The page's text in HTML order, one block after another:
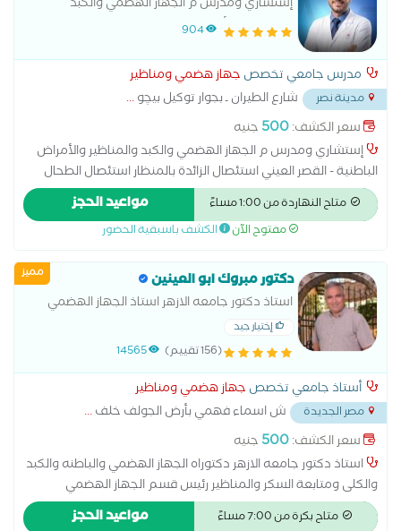
إستشاري ومدرس م الجهاز الهضمي والكبد
والمناظير والأمراض الباطنية - القصر العيني
904
مدرس جامعي تخصص جهاز هضمي ومناظير
مدينة نصر شارع الطيران ـ بجوار توكيل بيچو...
سعر الكشف:500 جنيه
إستشاري ومدرس م الجهاز الهضمي والكبد والمناظير والأمراض
الباطنية - القصر العيني استئصال الزائدة بالمنظار استئصال الطحال
استئصال الكلية استئصال جزئي للكبد بالون المعدة تدبيس المعدة
تكميم المعدة جراحة البواسير حزام المعدة زراعة البنكرياس زراعة
الكبد علاج البواسير بدون جراحة علاج الفتق بدون جراحة علاج حصوة
بالمنظار عملية الناسور عملية تحويل مسار المعدة
متاح النهاردة من 1:00 مساءً مواعيد الحجز
مفتوح الآن الكشف باسبقية الحضور
مميز دكتور مبروك ابو العينين
استاذ دكتور جامعه الازهر استاذ الجهاز الهضمي
والكبد والباطنه والمناظير والكلي ومتابعه السكر
إختيار جيد
(156 تقييم) 14565
أستاذ جامعي تخصص جهاز هضمي ومناظير
مصر الجديدة ش اسماء فهمي بأرض الجولف خلف...
سعر الكشف:500 جنيه
استاذ دكتور جامعه الازهر دكتوراه الجهاز الهضمي والباطنه والكبد
والكلى ومتابعة السكر والمناظير رئيس قسم الجهاز الهضمي
والباطنه مستشفيات الأزهر أستاذ الكبد والكلى جامعة الأزهر
متاح بكرة من 7:00 مساءً مواعيد الحجز